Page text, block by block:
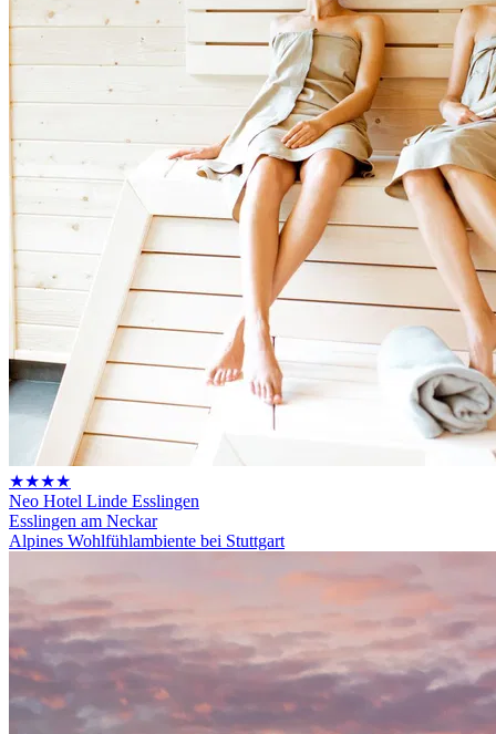
★★★★
Neo Hotel Linde Esslingen
Esslingen am Neckar
Alpines Wohlfühlambiente bei Stuttgart